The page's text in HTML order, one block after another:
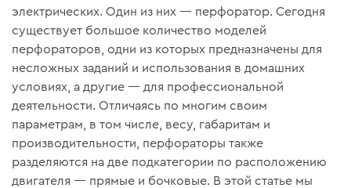
электрических. Один из них — перфоратор. Сегодня
существует большое количество моделей
перфораторов, одни из которых предназначены для
несложных заданий и использования в домашних
условиях, а другие — для профессиональной
деятельности. Отличаясь по многим своим
параметрам, в том числе, весу, габаритам и
производительности, перфораторы также
разделяются на две подкатегории по расположению
двигателя — прямые и бочковые. В этой статье мы